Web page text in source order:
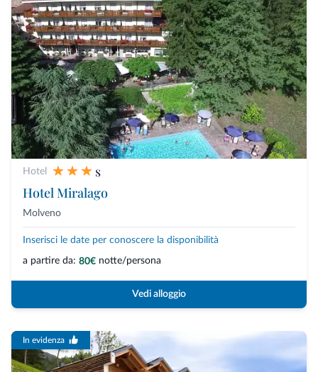
Hotel
s
Hotel Miralago
Molveno
Inserisci le date per conoscere la disponibilità
a partire da: 80€ notte/persona
Vedi alloggio
In evidenza